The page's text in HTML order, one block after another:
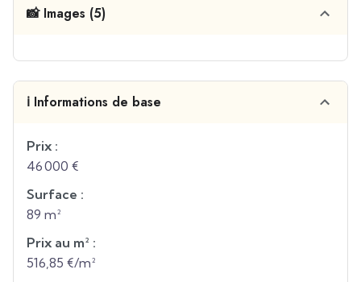
📸 Images (5)
ℹ️ Informations de base
Prix :
46 000 €
Surface :
89 m²
Prix au m² :
516,85 €/m²